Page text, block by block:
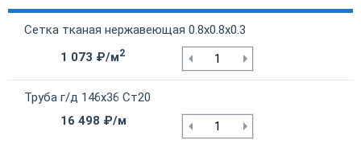
Сетка тканая нержавеющая 0.8х0.8х0.3
1 073 ₽/м2
Труба г/д 146х36 Ст20
16 498 ₽/м